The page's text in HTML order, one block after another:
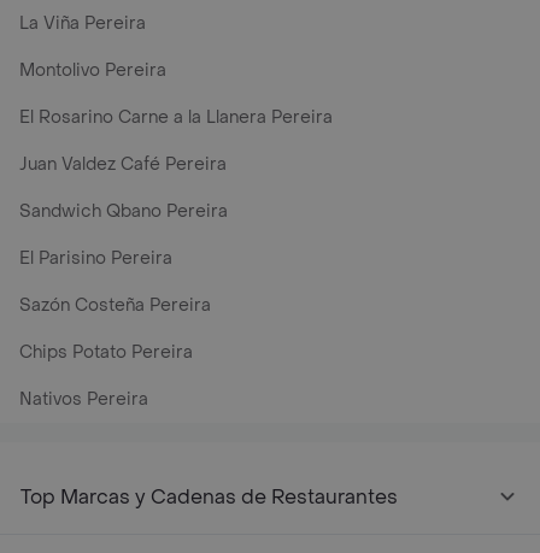
La Viña Pereira
Montolivo Pereira
El Rosarino Carne a la Llanera Pereira
Juan Valdez Café Pereira
Sandwich Qbano Pereira
El Parisino Pereira
Sazón Costeña Pereira
Chips Potato Pereira
Nativos Pereira
Top Marcas y Cadenas de Restaurantes